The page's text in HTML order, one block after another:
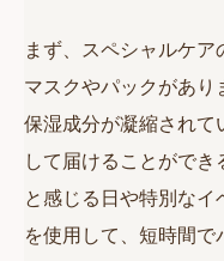
まず、スペシャルケ
マスクやパックがあり
保湿成分が凝縮されて
して届けることがで
と感じる日や特別なイ
を使用して、短時間